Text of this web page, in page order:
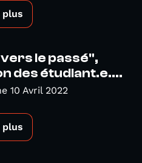
plus
le passé",
des étudiant.e....
10 Avril 2022
plus